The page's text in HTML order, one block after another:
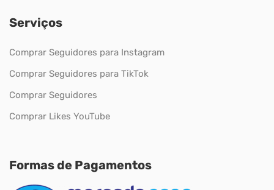
Serviços
Comprar Seguidores para Instagram
Comprar Seguidores para TikTok
Comprar Seguidores
Comprar Likes YouTube
Formas de Pagamentos